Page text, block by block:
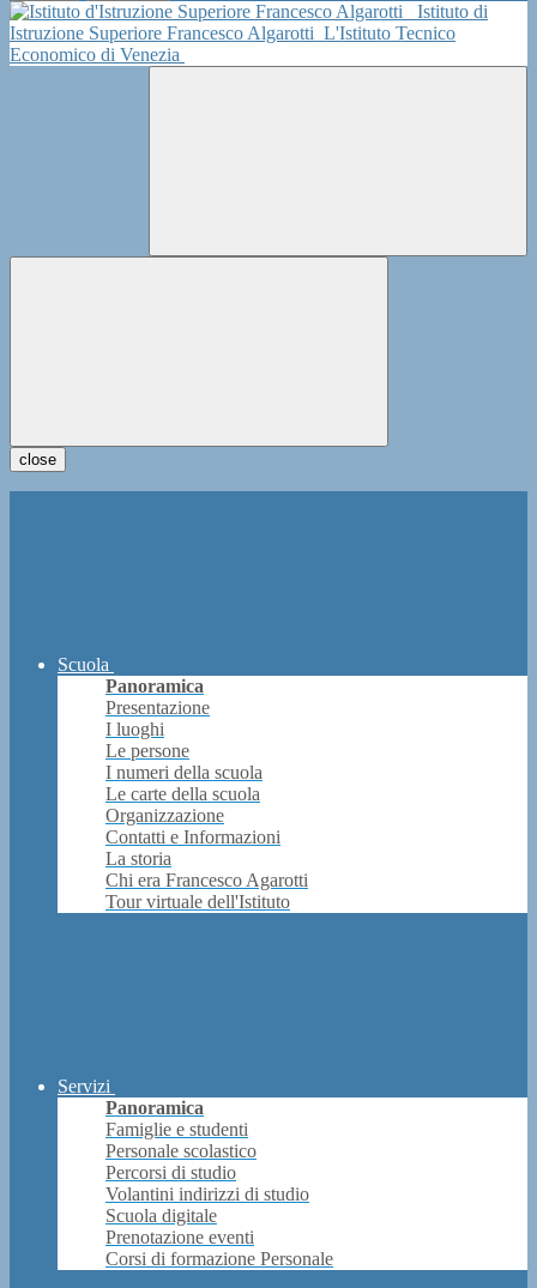
Istituto di
Istruzione Superiore Francesco Algarotti L'Istituto Tecnico
Economico di Venezia
close
Scuola
Panoramica
Presentazione
I luoghi
Le persone
I numeri della scuola
Le carte della scuola
Organizzazione
Contatti e Informazioni
La storia
Chi era Francesco Agarotti
Tour virtuale dell'Istituto
Servizi
Panoramica
Famiglie e studenti
Personale scolastico
Percorsi di studio
Volantini indirizzi di studio
Scuola digitale
Prenotazione eventi
Corsi di formazione Personale